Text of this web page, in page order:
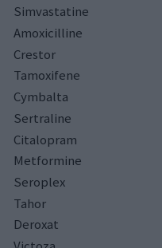
Simvastatine
Amoxicilline
Crestor
Tamoxifene
Cymbalta
Sertraline
Citalopram
Metformine
Seroplex
Tahor
Deroxat